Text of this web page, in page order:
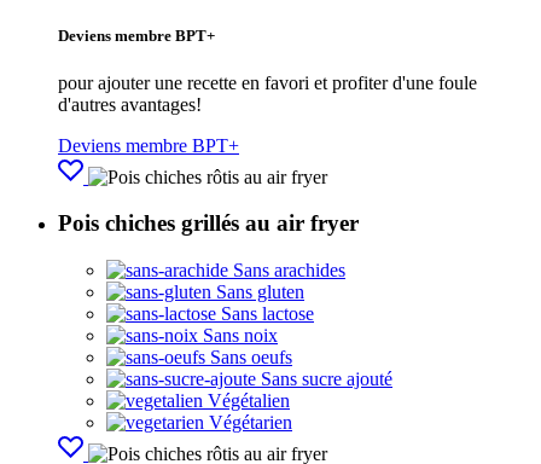
Deviens membre BPT+
pour ajouter une recette en favori et profiter d'une foule
d'autres avantages!
Deviens membre BPT+
Pois chiches grillés au air fryer
Sans arachides
Sans gluten
Sans lactose
Sans noix
Sans oeufs
Sans sucre ajouté
Végétalien
Végétarien